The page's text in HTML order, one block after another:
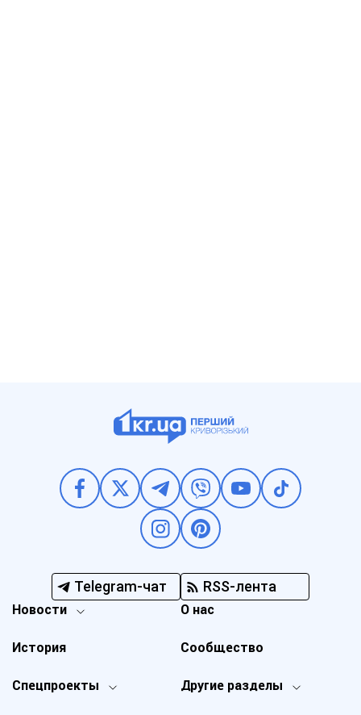
Telegram-чат RSS-лента
Новости
Спецпроекты Другие разделы
История
О нас
Сообщество